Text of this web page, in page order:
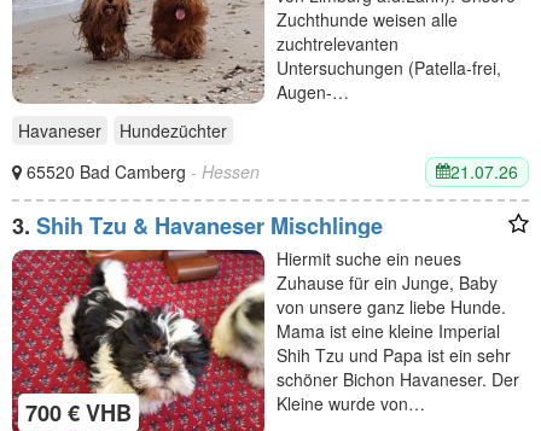
Zuchthunde weisen alle
zuchtrelevanten
Untersuchungen (Patella-frei,
Augen-…
Havaneser
Hundezüchter
65520 Bad Camberg - Hessen 21.07.26
3. Shih Tzu & Havaneser Mischlinge
700 € VHB
Hiermit suche ein neues
Zuhause für ein Junge, Baby
von unsere ganz liebe Hunde.
Mama ist eine kleine Imperial
Shih Tzu und Papa ist ein sehr
schöner Bichon Havaneser. Der
Kleine wurde von…